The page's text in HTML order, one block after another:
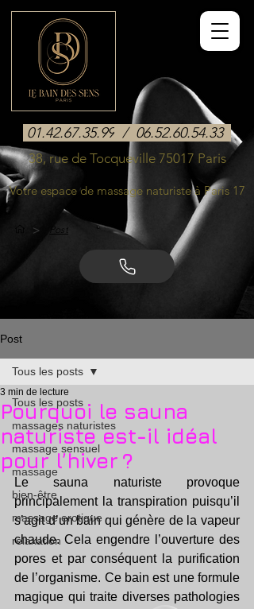
01.42.67.35.99 / 06.52.60.54.33
> Post
38, rue de Tocqueville 75017 Paris
Votre espace de massage naturiste à Paris 17
Post
Tous les posts
massages naturistes
massage sensuel
massage
bien-être
massage erotique
relaxation
Tous les posts
Pourquoi le sauna
naturiste est-il idéal
pour l’hiver ?
3 min de lecture
Le sauna naturiste provoque
principalement la transpiration puisqu’il
s’agit d’un bain qui génère de la vapeur
chaude. Cela engendre l’ouverture des
pores et par conséquent la purification
de l’organisme. Ce bain est une formule
magique qui traite diverses pathologies